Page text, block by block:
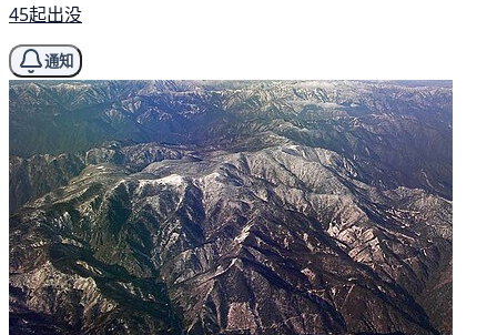
45起出没
通知